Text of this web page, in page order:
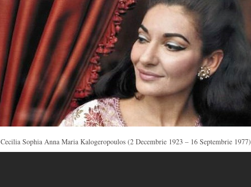
Cecilia Sophia Anna Maria Kalogeropoulos (2 Decembrie 1923 – 16 Septembrie 1977)